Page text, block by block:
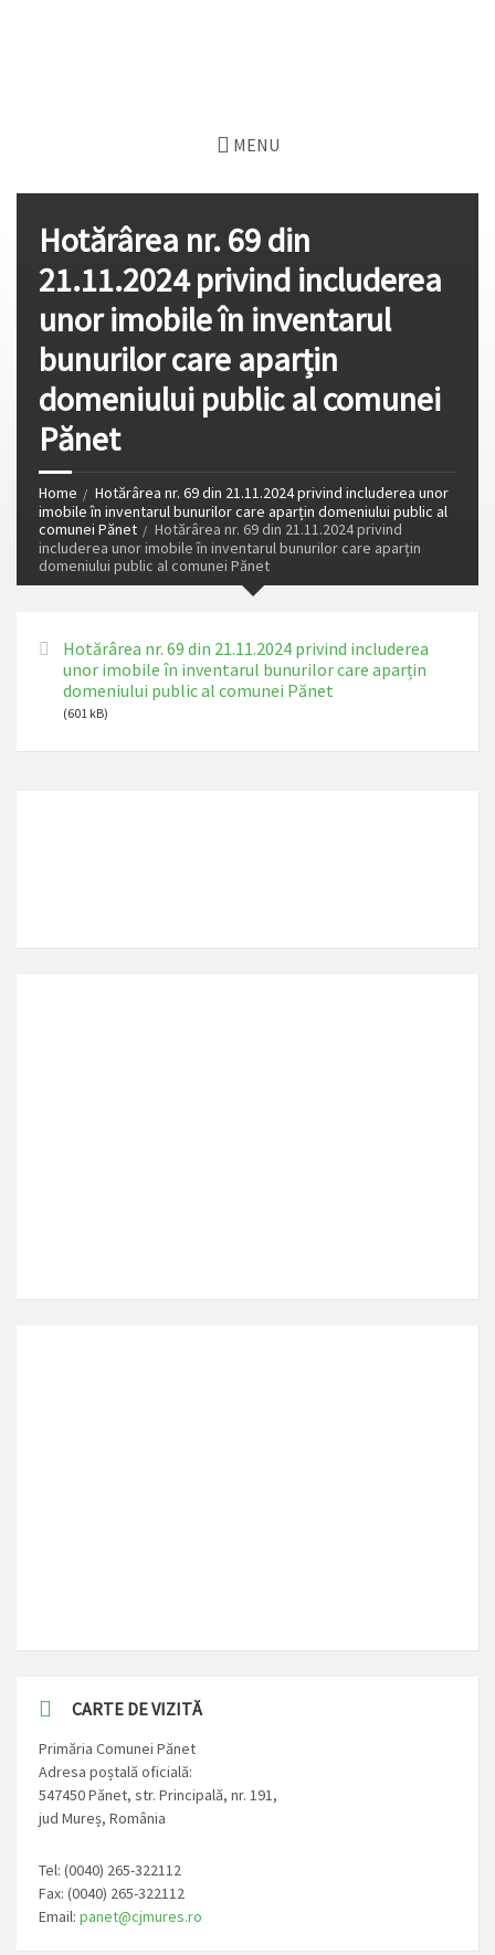
MENU
Hotărârea nr. 69 din
21.11.2024 privind includerea
unor imobile în inventarul
bunurilor care aparțin
domeniului public al comunei
Pănet
Home
Hotărârea nr. 69 din 21.11.2024 privind includerea unor
imobile în inventarul bunurilor care aparțin domeniului public al
comunei Pănet
Hotărârea nr. 69 din 21.11.2024 privind
includerea unor imobile în inventarul bunurilor care aparțin
domeniului public al comunei Pănet
Hotărârea nr. 69 din 21.11.2024 privind includerea
unor imobile în inventarul bunurilor care aparțin
domeniului public al comunei Pănet
(601 kB)
CARTE DE VIZITĂ
Primăria Comunei Pănet
Adresa poștală oficială:
547450 Pănet, str. Principală, nr. 191,
jud Mureș, România
Tel: (0040) 265-322112
Fax: (0040) 265-322112
Email: panet@cjmures.ro